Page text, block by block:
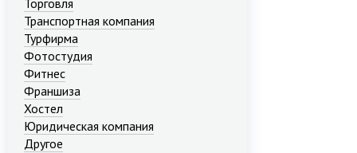
Торговля
Транспортная компания
Турфирма
Фотостудия
Фитнес
Франшиза
Хостел
Юридическая компания
Другое